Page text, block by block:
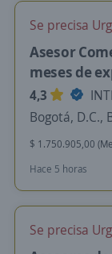
Se precisa
Asesor
meses de
4,3
Bogotá, D.C.,
$ 1.750.905,00
Hace 5 horas
Se precisa